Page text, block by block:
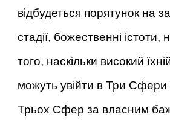
відбудеться порятунок на
стадії, божественні істоти,
того, наскільки високий
можуть увійти в Три Сфери
Трьох Сфер за власним